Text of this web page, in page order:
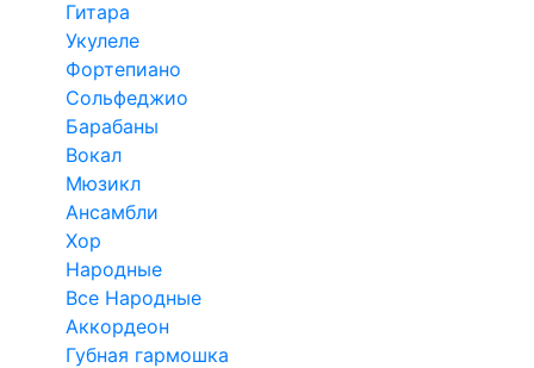
Гитара
Укулеле
Фортепиано
Сольфеджио
Барабаны
Вокал
Мюзикл
Ансамбли
Хор
Народные
Все Народные
Аккордеон
Губная гармошка